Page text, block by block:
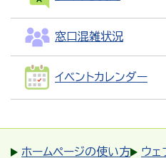
窓口混雑状況
イベントカレンダー
ホームページの使い方
ウェ